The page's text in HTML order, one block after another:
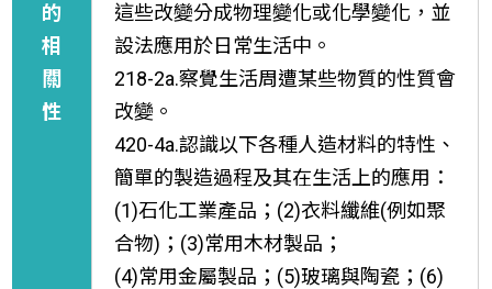
的
相
關
性
這些改變分成物理變化或化學變化，並
設法應用於日常生活中。
218-2a.察覺生活周遭某些物質的性質會
改變。
420-4a.認識以下各種人造材料的特性、
簡單的製造過程及其在生活上的應用：
(1)石化工業產品；(2)衣料纖維(例如聚
合物)；(3)常用木材製品；
(4)常用金屬製品；(5)玻璃與陶瓷；(6)